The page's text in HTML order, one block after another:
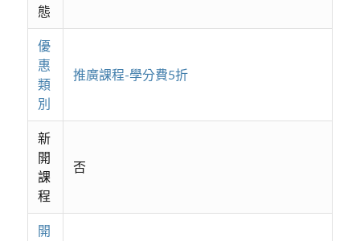
態
優
惠
類
別
推廣課程-學分費5折
新
開
課
程
否
開